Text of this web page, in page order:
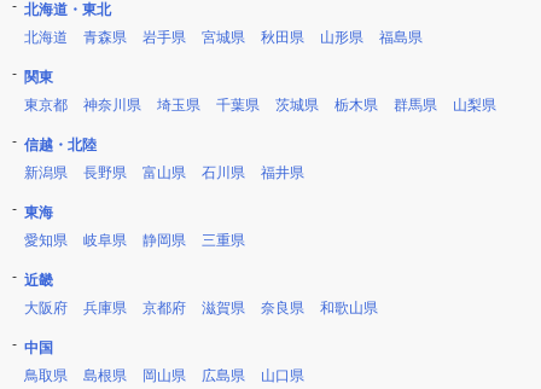
北海道・東北
北海道
青森県 岩手県 宮城県 秋田県 山形県 福島県
関東
東京都
神奈川県 埼玉県 千葉県 茨城県 栃木県 群馬県 山梨県
信越・北陸
新潟県
長野県 富山県 石川県 福井県
東海
愛知県
岐阜県 静岡県 三重県
近畿
大阪府
兵庫県 京都府 滋賀県 奈良県 和歌山県
中国
鳥取県
島根県 岡山県 広島県 山口県